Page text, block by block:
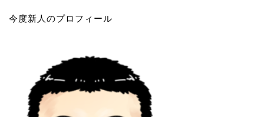
今度新人のプロフィール